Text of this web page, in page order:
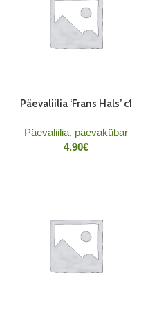
Päevaliilia ‘Frans Hals’ c1
Päevaliilia, päevakübar
4.90€